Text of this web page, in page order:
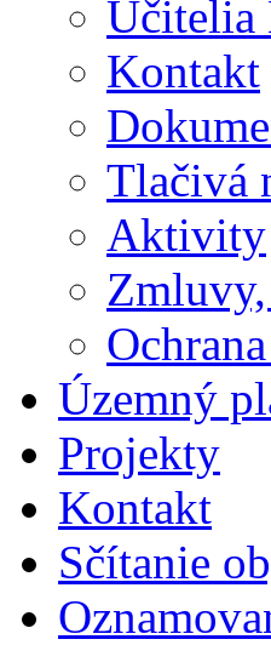
Učitelia
Kontakt
Tlačivá
Aktivity
Územný
Projekty
Kontakt
Sčítanie